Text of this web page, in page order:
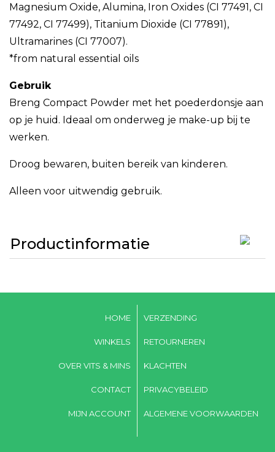
Magnesium Oxide, Alumina, Iron Oxides (CI 77491, CI
77492, CI 77499), Titanium Dioxide (CI 77891),
Ultramarines (CI 77007).
*from natural essential oils
Gebruik
Breng Compact Powder met het poederdonsje aan
op je huid. Ideaal om onderweg je make-up bij te
werken.
Droog bewaren, buiten bereik van kinderen.
Alleen voor uitwendig gebruik.
Productinformatie
HOME
WINKELS
OVER VITS & MINS
CONTACT
MIJN ACCOUNT
VERZENDING
RETOURNEREN
KLACHTEN
PRIVACYBELEID
ALGEMENE VOORWAARDEN